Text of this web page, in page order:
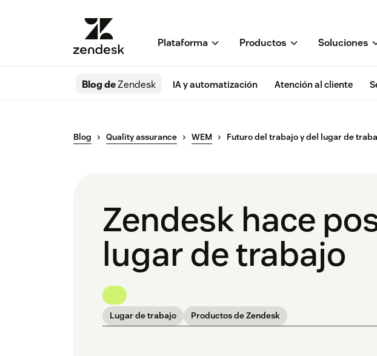
Plataforma Productos Soluciones
Blog deZendesk IA y automatización Atención al cliente
Blog Quality assurance WEM Futuro del trabajo y del lugar de
Zendesk hace
lugar de trabajo
Lugar de trabajo
Productos de Zendesk